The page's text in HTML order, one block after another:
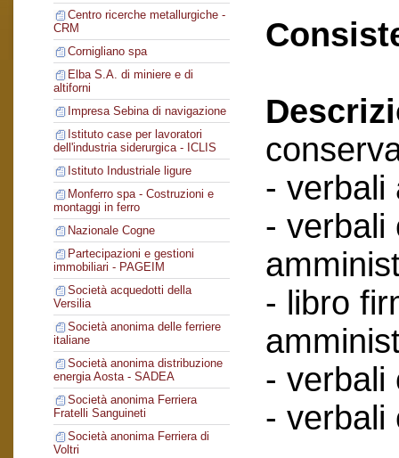
Centro ricerche metallurgiche -
CRM
Cornigliano spa
Elba S.A. di miniere e di
altiforni
Impresa Sebina di navigazione
Istituto case per lavoratori
dell'industria siderurgica - ICLIS
Istituto Industriale ligure
Monferro spa - Costruzioni e
montaggi in ferro
Nazionale Cogne
Partecipazioni e gestioni
immobiliari - PAGEIM
Società acquedotti della
Versilia
Società anonima delle ferriere
italiane
Società anonima distribuzione
energia Aosta - SADEA
Società anonima Ferriera
Fratelli Sanguineti
Società anonima Ferriera di
Voltri
- verbali
- verbali
- libro
- verbali
- verbali